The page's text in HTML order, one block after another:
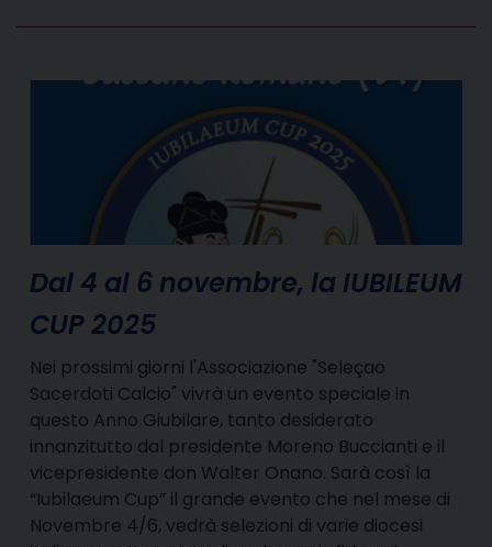
Dal 4 al 6 novembre, la IUBILEUM
CUP 2025
Nei prossimi giorni l'Associazione "Seleçao
Sacerdoti Calcio" vivrà un evento speciale in
questo Anno Giubilare, tanto desiderato
innanzitutto dal presidente Moreno Buccianti e il
vicepresidente don Walter Onano. Sarà così la
“Iubilaeum Cup” il grande evento che nel mese di
Novembre 4/6, vedrà selezioni di varie diocesi